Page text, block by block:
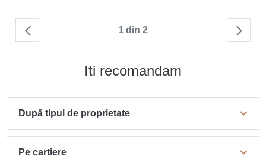
1 din 2
Iti recomandam
După tipul de proprietate
Pe cartiere